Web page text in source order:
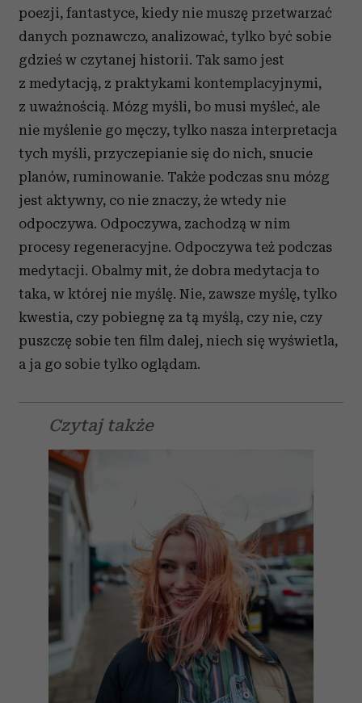
poezji, fantastyce, kiedy nie muszę przetwarzać
danych poznawczo, analizować, tylko być sobie
gdzieś w czytanej historii. Tak samo jest
z medytacją, z praktykami kontemplacyjnymi,
z uważnością. Mózg myśli, bo musi myśleć, ale
nie myślenie go męczy, tylko nasza interpretacja
tych myśli, przyczepianie się do nich, snucie
planów, ruminowanie. Także podczas snu mózg
jest aktywny, co nie znaczy, że wtedy nie
odpoczywa. Odpoczywa, zachodzą w nim
procesy regeneracyjne. Odpoczywa też podczas
medytacji. Obalmy mit, że dobra medytacja to
taka, w której nie myślę. Nie, zawsze myślę, tylko
kwestia, czy pobiegnę za tą myślą, czy nie, czy
puszczę sobie ten film dalej, niech się wyświetla,
a ja go sobie tylko oglądam.
Czytaj także